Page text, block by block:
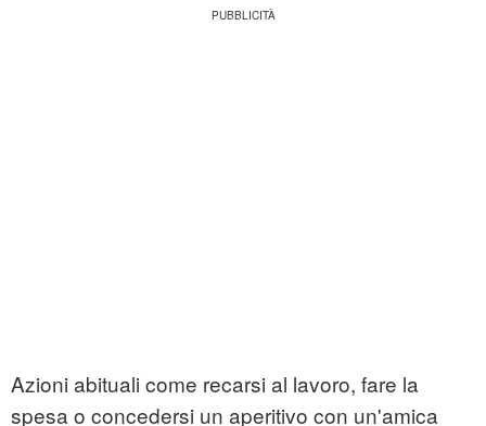
Azioni abituali come recarsi al lavoro, fare la
spesa o concedersi un aperitivo con un'amica